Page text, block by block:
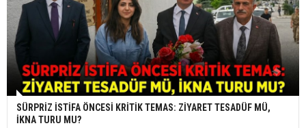
SÜRPRİZ İSTİFA ÖNCESİ KRİTİK TEMAS: ZİYARET TESADÜF MÜ,
İKNA TURU MU?